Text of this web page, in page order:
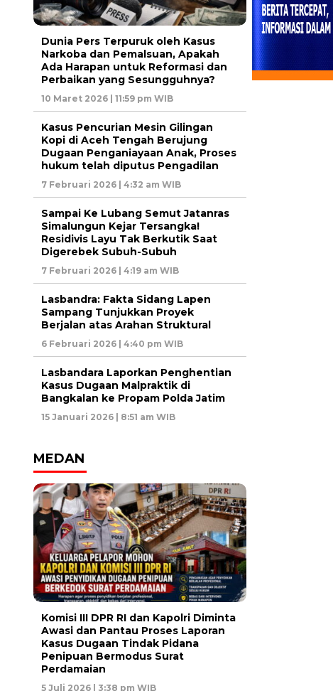
Dunia Pers Terpuruk oleh Kasus
Narkoba dan Pemalsuan, Apakah
Ada Harapan untuk Reformasi dan
Perbaikan yang Sesungguhnya?
10 Maret 2026 | 11:59 pm WIB
Kasus Pencurian Mesin Gilingan
Kopi di Aceh Tengah Berujung
Dugaan Penganiayaan Anak, Proses
hukum telah diputus Pengadilan
7 Februari 2026 | 4:32 am WIB
Sampai Ke Lubang Semut Jatanras
Simalungun Kejar Tersangka!
Residivis Layu Tak Berkutik Saat
Digerebek Subuh-Subuh
7 Februari 2026 | 4:19 am WIB
Lasbandra: Fakta Sidang Lapen
Sampang Tunjukkan Proyek
Berjalan atas Arahan Struktural
6 Februari 2026 | 4:40 pm WIB
Lasbandara Laporkan Penghentian
Kasus Dugaan Malpraktik di
Bangkalan ke Propam Polda Jatim
15 Januari 2026 | 8:51 am WIB
MEDAN
Komisi III DPR RI dan Kapolri Diminta
Awasi dan Pantau Proses Laporan
Kasus Dugaan Tindak Pidana
Penipuan Bermodus Surat
Perdamaian
5 Juli 2026 | 3:38 pm WIB